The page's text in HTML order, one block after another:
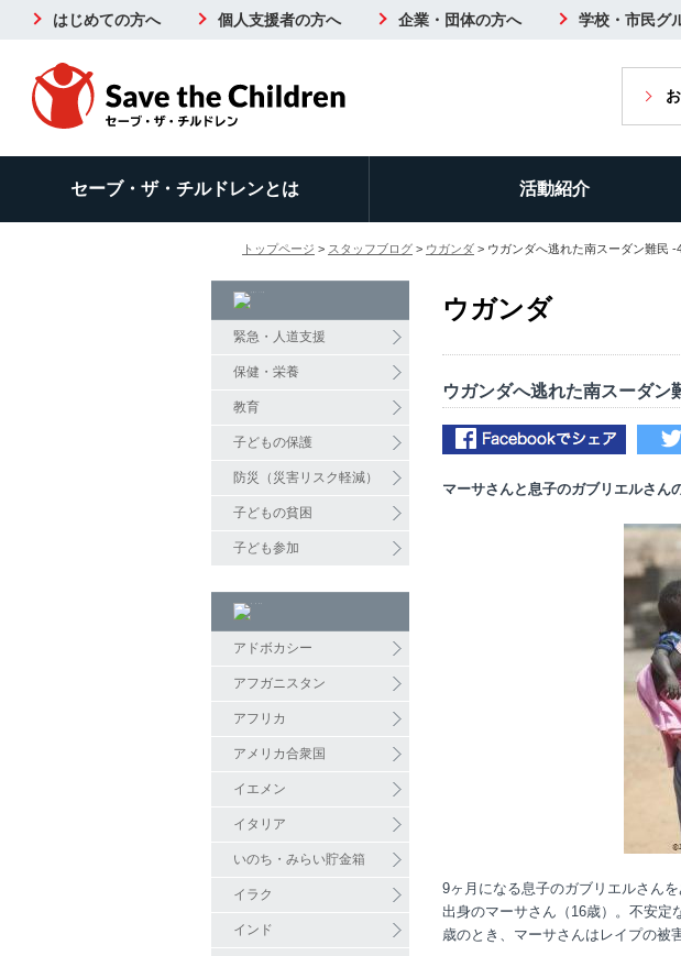
はじめての方へ 個人支援者の方へ 企業・団体の方へ 学校・市民グ
セーブ・ザ・チルドレンとは 活動紹介
トップページ > スタッフブログ > ウガンダ > ウガンダへ逃れた南スーダン難民
緊急・人道支援
保健・栄養
教育
子どもの保護
防災（災害リスク軽減）
子どもの貧困
子ども参加
アドボカシー
アフガニスタン
アフリカ
アメリカ合衆国
イエメン
イタリア
いのち・みらい貯金箱
イラク
インド
ウガンダ
ウガンダへ逃れた南スーダン
マーサさんと息子のガブリエルさん
9ヶ月になる息子のガブリエルさん
出身のマーサさん（16歳）。不安定
歳のとき、マーサさんはレイプの被